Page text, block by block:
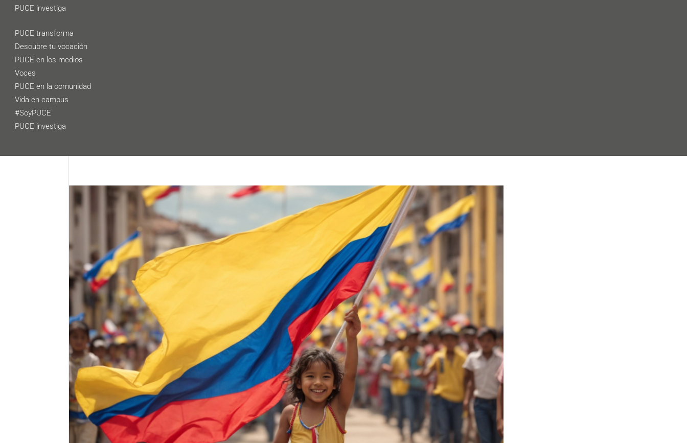
PUCE investiga
PUCE transforma
Descubre tu vocación
PUCE en los medios
Voces
PUCE en la comunidad
Vida en campus
#SoyPUCE
PUCE investiga